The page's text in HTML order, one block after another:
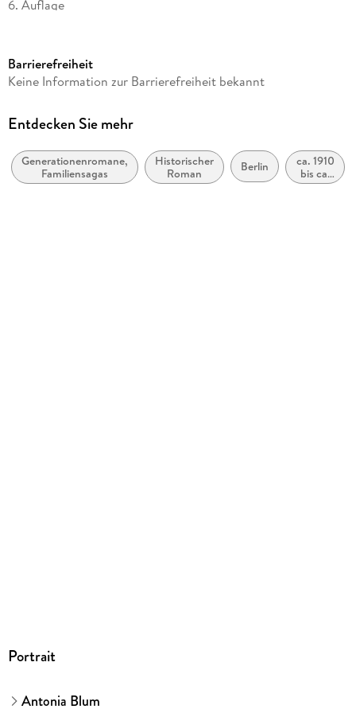
6. Auflage
Reihe
Autor/Autorin
Verlag/Hersteller
Ullstein Taschenbuchvlg.
Barrierefreiheit
Keine Information zur Barrierefreiheit bekannt
Entdecken Sie mehr
Generationenromane,
Familiensagas
Historischer
Roman
Berlin
ca. 1910
bis ca.
1919
Portrait
Antonia Blum